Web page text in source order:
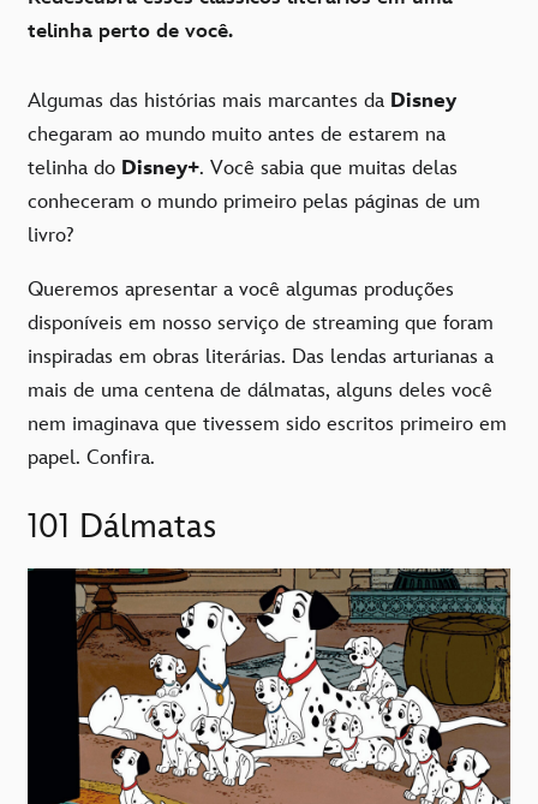
telinha perto de você.
Algumas das histórias mais marcantes da Disney
chegaram ao mundo muito antes de estarem na
telinha do Disney+. Você sabia que muitas delas
conheceram o mundo primeiro pelas páginas de um
livro?
Queremos apresentar a você algumas produções
disponíveis em nosso serviço de streaming que foram
inspiradas em obras literárias. Das lendas arturianas a
mais de uma centena de dálmatas, alguns deles você
nem imaginava que tivessem sido escritos primeiro em
papel. Confira.
101 Dálmatas